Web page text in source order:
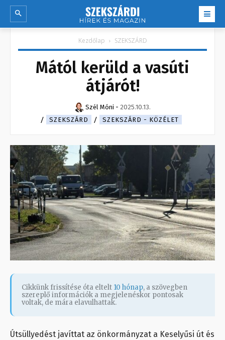
Kezdőlap SZEKSZÁRD
Mától kerüld a vasúti
átjárót!
Szél Móni - 2025.10.13.
SZEKSZÁRD
SZEKSZÁRD - KÖZÉLET
Cikkünk frissítése óta eltelt 10 hónap, a szövegben
szereplő információk a megjelenéskor pontosak
voltak, de mára elavulhattak.
Útsüllyedést javíttat az önkormányzat a Keselyűsi út és